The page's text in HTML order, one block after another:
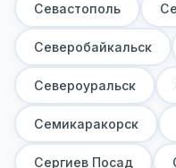
Севастополь
Северобайкальск
Североуральск
Семикаракорск
Сергиев Посад